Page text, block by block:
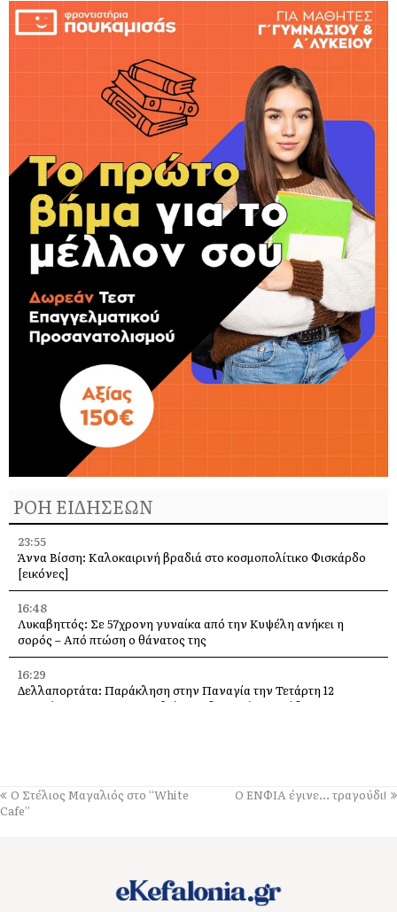
ΡΟΗ ΕΙΔΗΣΕΩΝ
23:55
Άννα Βίσση: Καλοκαιρινή βραδιά στο κοσμοπολίτικο Φισκάρδο
[εικόνες]
16:48
Λυκαβηττός: Σε 57χρονη γυναίκα από την Κυψέλη ανήκει η
σορός – Από πτώση ο θάνατος της
16:29
Δελλαπορτάτα: Παράκληση στην Παναγία την Τετάρτη 12
Αυγούστου –Θα προσφερθεί παραδοσιακή ριγανάδα
13:59
Δύο παλέτες εμφιαλωμένο νερό στους εθελοντές Ελειού–
Πρόννων – Το «ευχαριστώ» στον Χρήστο Κόκκολη
Ο Στέλιος Μαγαλιός στο “White
Cafe”
Ο ΕΝΦΙΑ έγινε… τραγούδι!